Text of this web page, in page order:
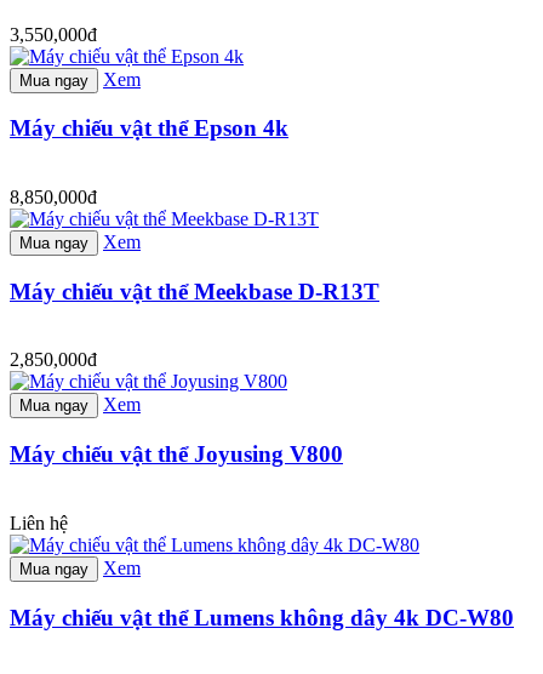
3,550,000đ
Mua ngay Xem
Máy chiếu vật thể Epson 4k
8,850,000đ
Mua ngay Xem
Máy chiếu vật thể Meekbase D-R13T
2,850,000đ
Mua ngay Xem
Máy chiếu vật thể Joyusing V800
Liên hệ
Mua ngay Xem
Máy chiếu vật thể Lumens không dây 4k DC-W80